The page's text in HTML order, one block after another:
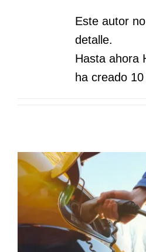
Este autor
detalle.
Hasta ahora
ha creado